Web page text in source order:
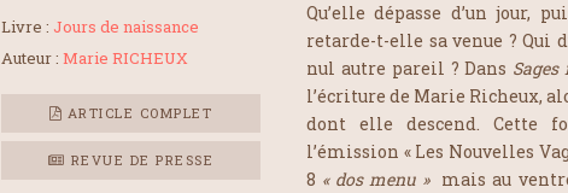
Livre : Jours de naissance
Auteur : Marie RICHEUX
ARTICLE COMPLET
REVUE DE PRESSE
Qu’elle dépasse d’un jour,
retarde-t-elle sa venue ? Qui
nul autre pareil ? Dans Sages
l’écriture de Marie Richeux,
dont elle descend. Cette
l’émission « Les Nouvelles
8 « dos menu »mais au